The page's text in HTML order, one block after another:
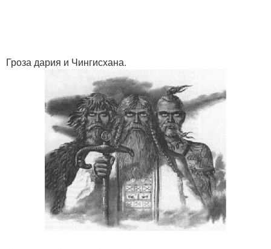
Гроза дария и Чингисхана.